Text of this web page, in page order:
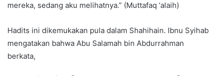
mereka, sedang aku melihatnya.” (Muttafaq ‘alaih)
Hadits ini dikemukakan pula dalam Shahihain. Ibnu Syihab
mengatakan bahwa Abu Salamah bin Abdurrahman
berkata,